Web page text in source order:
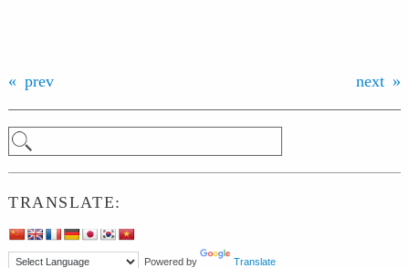
prev next
TRANSLATE:
Powered by Translate